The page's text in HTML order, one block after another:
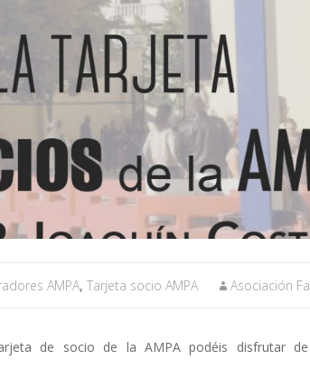
AMPA, Tarjeta socio AMPA Asociación
de socio de la AMPA podéis disfrutar